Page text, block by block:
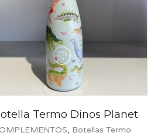
Termo Dinos Planet
, Botellas Termo